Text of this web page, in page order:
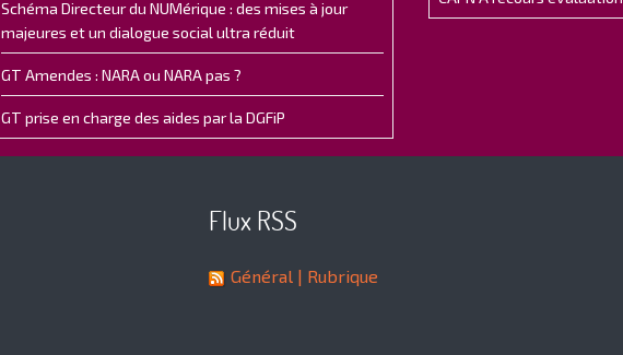
Schéma Directeur du NUMérique : des mises à jour
majeures et un dialogue social ultra réduit
GT Amendes : NARA ou NARA pas ?
GT prise en charge des aides par la DGFiP
Flux RSS
Général | Rubrique